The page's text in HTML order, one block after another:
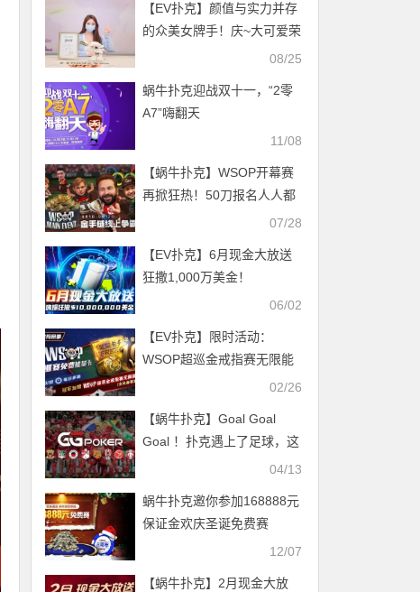
【EV扑克】颜值与实力并存
的众美女牌手！庆~大可爱荣
登猎人赛冠军～送WSOP赛
08/25
蜗牛扑克迎战双十一，“2零
A7”嗨翻天
11/08
【蜗牛扑克】WSOP开幕赛
再掀狂热！50刀报名人人都
07/28
【EV扑克】6月现金大放送
狂撒1,000万美金！
06/02
【EV扑克】限时活动：
WSOP超巡金戒指赛无限能
02/26
【蜗牛扑克】Goal Goal
Goal ！扑克遇上了足球，这
种甜蜜你懂么？国人高手已
期！
04/13
蜗牛扑克邀你参加168888元
保证金欢庆圣诞免费赛
12/07
【蜗牛扑克】2月现金大放